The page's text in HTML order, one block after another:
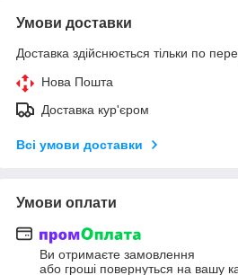
Умови доставки
Доставка здійснюється тільки по
Нова Пошта
Доставка кур'єром
Всі умови доставки
Умови оплати
Ви отримаєте замовлення
або гроші повернуться на вашу